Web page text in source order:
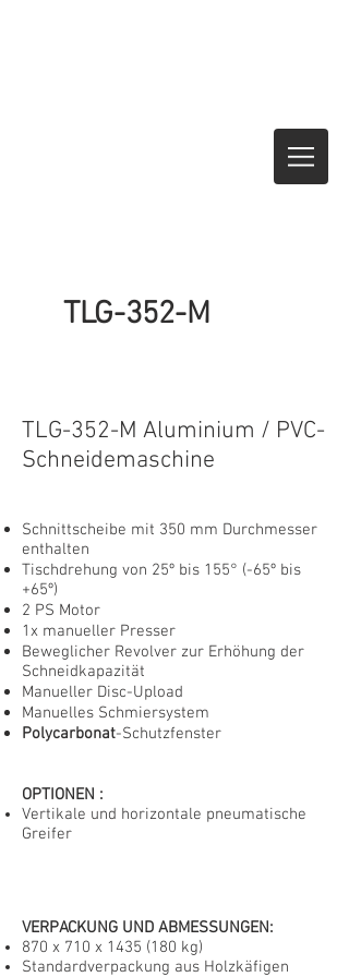
TLG-352-M
TLG-352-M Aluminium / PVC-
Schneidemaschine
Schnittscheibe mit 350 mm Durchmesser
enthalten
Tischdrehung von 25º bis 155° (-65º bis
+65º)
2 PS Motor
1x manueller Presser
Beweglicher Revolver zur Erhöhung der
Schneidkapazität
Manueller Disc-Upload
Manuelles Schmiersystem
Polycarbonat-Schutzfenster
OPTIONEN :
Vertikale und horizontale pneumatische
Greifer
VERPACKUNG UND ABMESSUNGEN:
870 x 710 x 1435 (180 kg)
Standardverpackung aus Holzkäfigen